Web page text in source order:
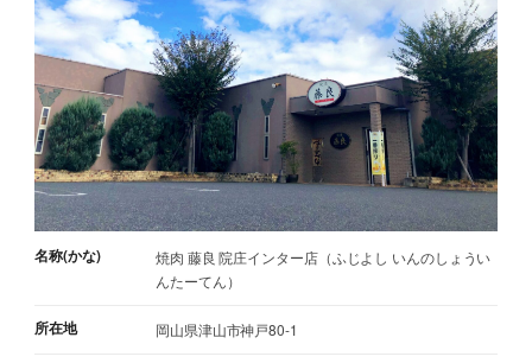
名称(かな)
焼肉 藤良 院庄インター店（ふじよし いんのしょうい
んたーてん）
所在地 岡山県津山市神戸80-1